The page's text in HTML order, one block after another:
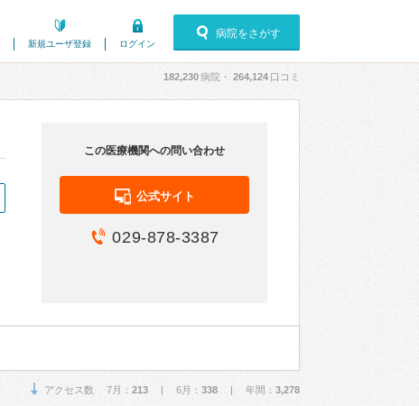
新規ユーザ登録 ログイン
病院をさがす
182,230病院・ 264,124 口コミ
この医療機関への問い合わせ
公式サイト
029-878-3387
アクセス数 7月： 213 | 6月： 338 | 年間： 3,278